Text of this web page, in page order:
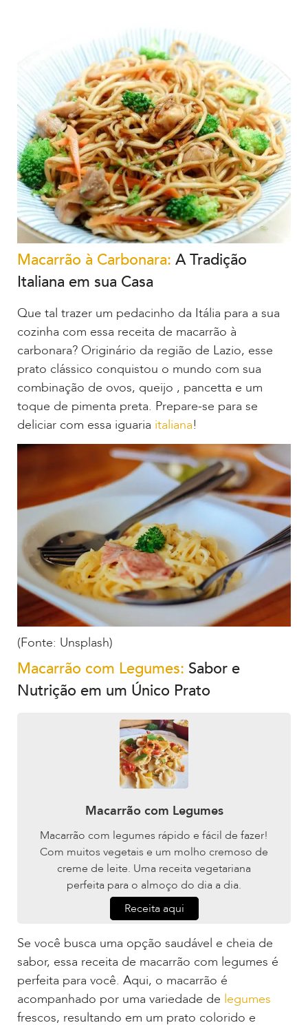
Macarrão à Carbonara: A Tradição
Italiana em sua Casa
Que tal trazer um pedacinho da Itália para a sua
cozinha com essa receita de macarrão à
carbonara? Originário da região de Lazio, esse
prato clássico conquistou o mundo com sua
combinação de ovos, queijo , pancetta e um
toque de pimenta preta. Prepare-se para se
deliciar com essa iguaria italiana!
(Fonte: Unsplash)
Macarrão com Legumes: Sabor e
Nutrição em um Único Prato
Macarrão com Legumes
Macarrão com legumes rápido e fácil de fazer!
Com muitos vegetais e um molho cremoso de
creme de leite. Uma receita vegetariana
perfeita para o almoço do dia a dia.
Receita aqui
Se você busca uma opção saudável e cheia de
sabor, essa receita de macarrão com legumes é
perfeita para você. Aqui, o macarrão é
acompanhado por uma variedade de legumes
frescos, resultando em um prato colorido e